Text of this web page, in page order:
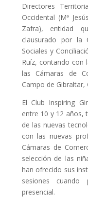
Directores
Occidental (Mª
Zafra), entidad
clausurado por la
Sociales y
Ruíz, contando con
las Cámaras de
Campo de Gibraltar,
El Club Inspiring
entre 10 y 12 años,
de las nuevas
con las nuevas
Cámaras de
selección de las
han ofrecido sus
sesiones cuando
presencial.